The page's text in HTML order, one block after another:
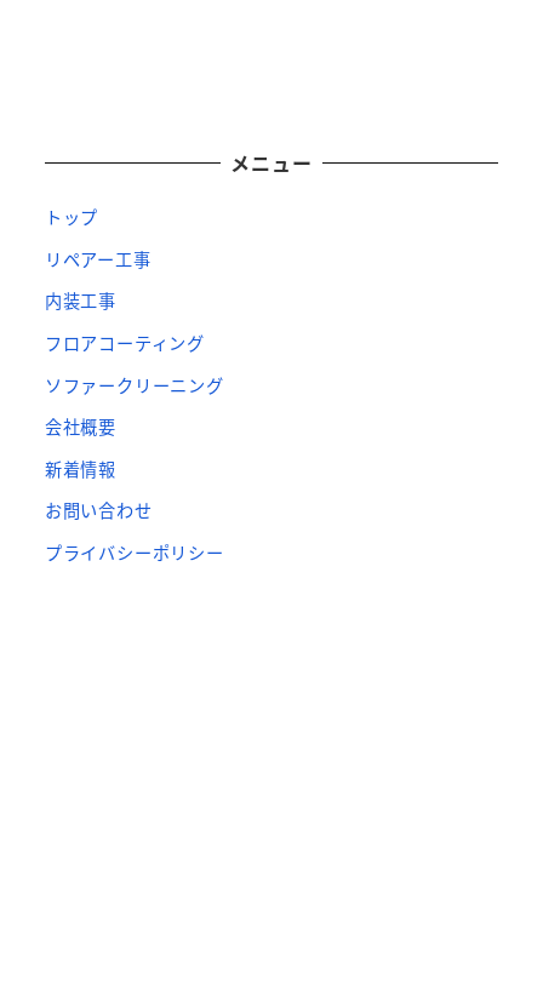
メニュー
トップ
リペアー工事
内装工事
フロアコーティング
ソファークリーニング
会社概要
新着情報
お問い合わせ
プライバシーポリシー